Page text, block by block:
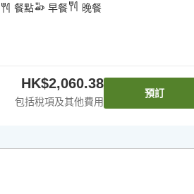
餐點 早餐 晚餐
HK$2,060.38
包括稅項及其他費用
預訂